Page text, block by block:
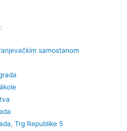
samostanom
Trg Republike 5